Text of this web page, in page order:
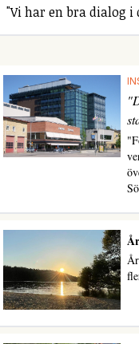
"Vi har en bra dialog i